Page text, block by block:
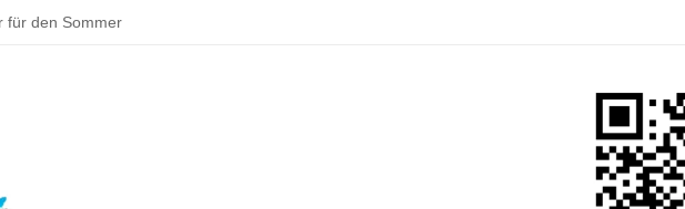
für den Sommer
beim Schulfest